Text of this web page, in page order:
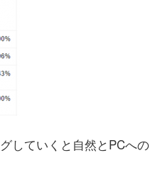
していくと自然とPCへの